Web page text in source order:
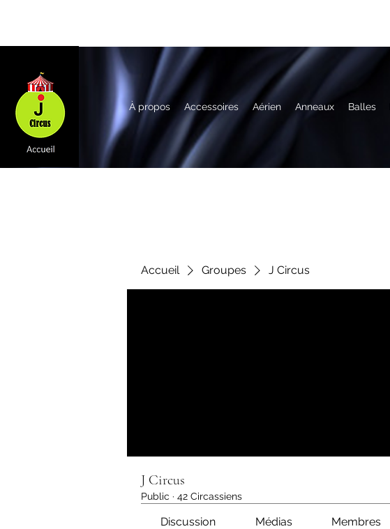
À propos Accessoires Aérien Anneaux Balles
Accueil Groupes J Circus
J Circus
Public · 42 Circassiens
Discussion Médias Membres